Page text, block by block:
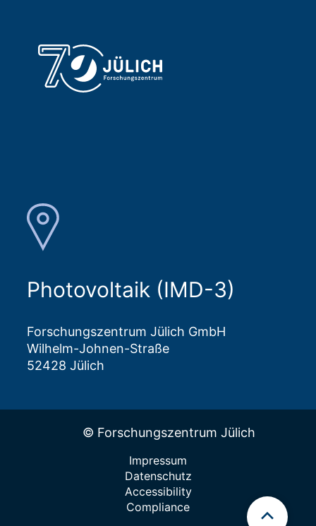
Photovoltaik (IMD-3)
Forschungszentrum Jülich GmbH
Wilhelm-Johnen-Straße
52428 Jülich
© Forschungszentrum Jülich
Impressum
Datenschutz
Accessibility
Compliance